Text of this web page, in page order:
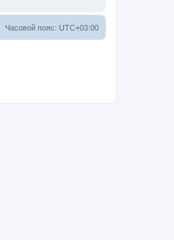
Часовой пояс: UTC+03:00